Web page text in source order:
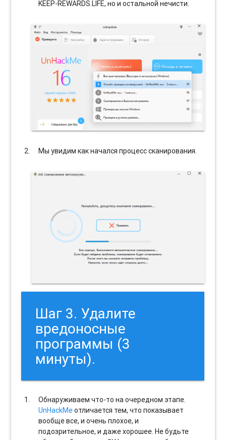
KEEP-REWARDS.LIFE, но и остальной нечисти.
Мы увидим как начался процесс сканирования.
Шаг 3. Удалите
вредоносные
программы (3
минуты).
Обнаруживаем что-то на очередном этапе.
UnHackMeотличается тем, что показывает
вообще все, и очень плохое, и
подозрительное, и даже хорошее. Не будьте